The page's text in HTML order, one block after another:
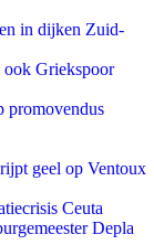
in dijken Zuid-
ook Griekspoor
promovendus
geel op Ventoux
Ceuta
Depla